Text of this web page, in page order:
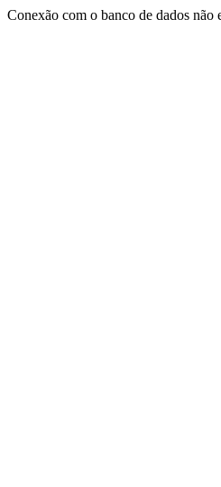
Conexão com o banco de dados não